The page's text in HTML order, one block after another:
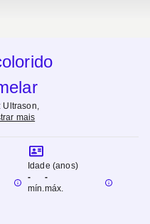
Ultrason,
mais
Idade (anos)
-
mín.
-
máx.